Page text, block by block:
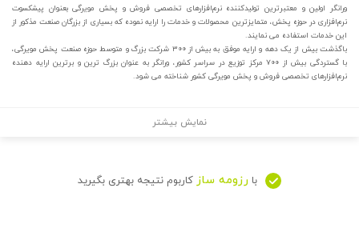
ورانگر اولین و معتبرترین تولیدکننده نرم‌افزارهای تخصصی فروش و پخش مویرگی بعنوان پیشکسوت
نرم‌افزاری در حوزه پخش، متمایزترین محصولات و خدمات را ارایه نموده که بسیاری از بزرگان صنعت مذکور از
این خدمات استفاده می نمایند.
باگذشت بیش از یک دهه و ارایه موفق به بیش از ۳۰۰ شرکت بزرگ و متوسط حوزه صنعت پخش مویرگی،
با گستردگی بیش از ۷۰۰ مرکز توزیع در سراسر کشور، ورانگر به عنوان بزرگ ترین و برترین ارایه دهنده
نرم‌افزار‌های تخصصی فروش و پخش مویرگی کشور شناخته می شود.
نمایش بیشتر
با رزومه ساز کاربوم نتیجه بهتری بگیرید